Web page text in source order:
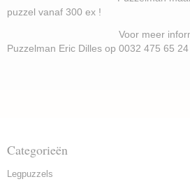
puzzel vanaf 300 ex !
Voor meer informatie
Puzzelman Eric Dilles op 0032 475 65
Categorieën
Legpuzzels